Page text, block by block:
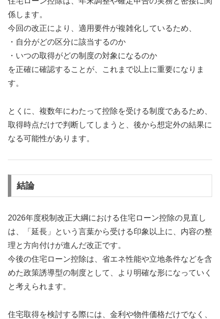
係します。
今回の改正により、適用要件が複雑化しているため、
・自分がどの区分に該当するのか
・いつの取得がどの制度の対象になるのか
を正確に確認することが、これまで以上に重要になりま
す。
とくに、複数年にわたって控除を受ける制度であるため、
取得時点だけで判断してしまうと、後から想定外の結果に
なる可能性があります。
結論
2026年度税制改正大綱における住宅ローン控除の見直し
は、「延長」という言葉から受ける印象以上に、内容の整
理と方向付けが進んだ改正です。
今後の住宅ローン控除は、省エネ性能や立地条件などを含
めた政策誘導型の制度として、より明確な形になっていく
と考えられます。
住宅取得を検討する際には、金利や物件価格だけでなく、